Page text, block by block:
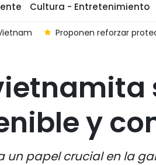
Cultura - Entretenimiento
Proponen reforzar
y
papel crucial en la